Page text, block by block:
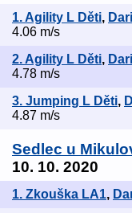
1. Agility L Děti,
4.06 m/s
2. Agility L Děti,
4.78 m/s
3. Jumping L Děti,
4.87 m/s
Sedlec u
10. 10. 2020
1. Zkouška LA1,